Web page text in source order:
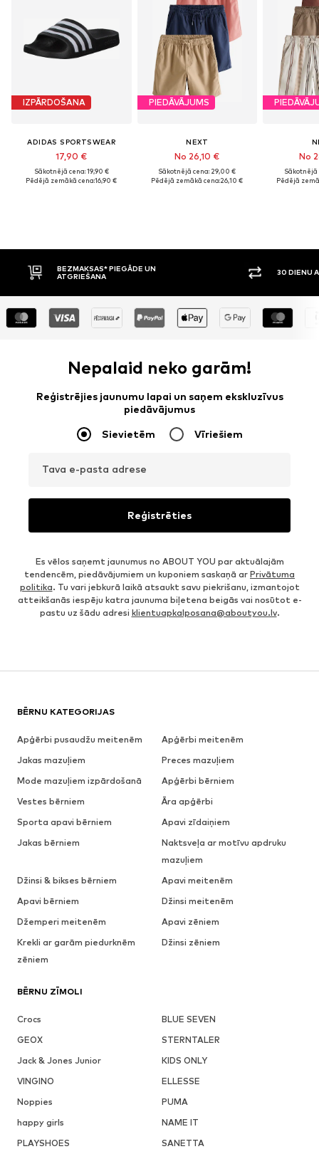
IZPĀRDOŠANA
ADIDAS SPORTSWEAR
17,90 €
Sākotnējā cena: 19,90 €
Pēdējā zemākā cena:16,90 €
PIEDĀVĀJUMS
NEXT
No 26,10 €
Sākotnējā cena: 29,00 €
Pēdējā zemākā cena:26,10 €
No
Sākotnējā
Pēdējā
30 DIENU ATGRIEŠANAS TIESĪBAS
Nepalaid neko garām!
Reģistrējies jaunumu lapai un saņem ekskluzīvus
piedāvājumus
Sievietēm Vīriešiem
Tava e-pasta adrese
Reģistrēties
Es vēlos saņemt jaunumus no ABOUT YOU par aktuālajām
tendencēm, piedāvājumiem un kuponiem saskaņā ar Privātuma
politika. Tu vari jebkurā laikā atsaukt savu piekrišanu, izmantojot
atteikšanās iespēju katra jaunuma biļetena beigās vai nosūtot e-
pastu uz šādu adresi klientuapkalposana@aboutyou.lv.
BĒRNU KATEGORIJAS
Apģērbi pusaudžu meitenēm
Apģērbi meitenēm
Jakas mazuļiem
Preces mazuļiem
Mode mazuļiem izpārdošanā
Apģērbi bērniem
Vestes bērniem
Āra apģērbi
Sporta apavi bērniem
Apavi zīdaiņiem
Jakas bērniem
Naktsveļa ar motīvu apdruku
mazuļiem
Džinsi & bikses bērniem
Apavi meitenēm
Apavi bērniem
Džinsi meitenēm
Džemperi meitenēm
Apavi zēniem
Krekli ar garām piedurknēm
zēniem
Džinsi zēniem
BĒRNU ZĪMOLI
Crocs
BLUE SEVEN
GEOX
STERNTALER
Jack & Jones Junior
KIDS ONLY
VINGINO
ELLESSE
Noppies
PUMA
happy girls
NAME IT
PLAYSHOES
SANETTA